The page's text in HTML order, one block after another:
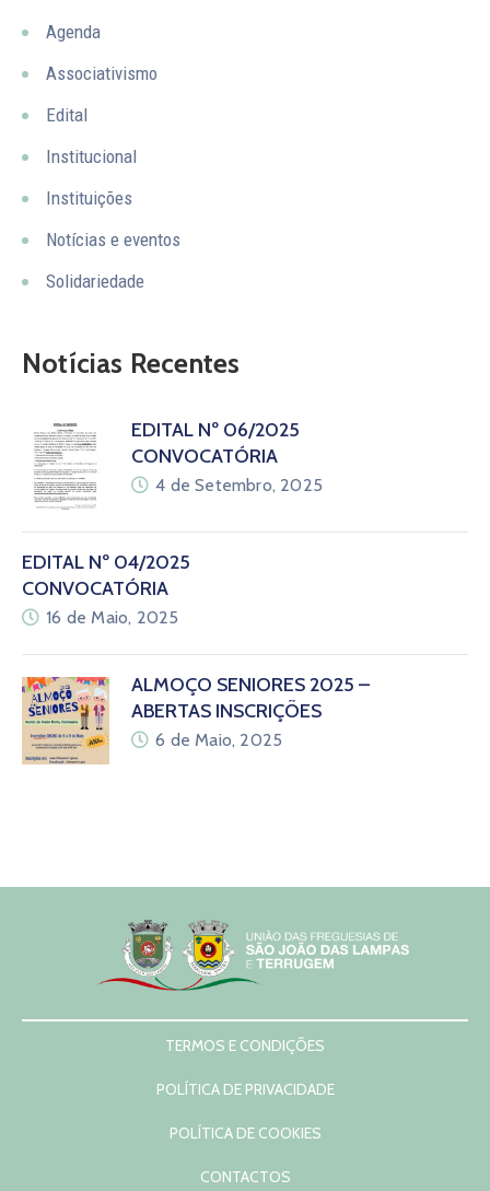
Agenda
Associativismo
Edital
Institucional
Instituições
Notícias e eventos
Solidariedade
Notícias Recentes
EDITAL Nº 06/2025
CONVOCATÓRIA
4 de Setembro, 2025
EDITAL Nº 04/2025
CONVOCATÓRIA
16 de Maio, 2025
ALMOÇO SENIORES 2025 –
ABERTAS INSCRIÇÕES
6 de Maio, 2025
TERMOS E CONDIÇÕES
POLÍTICA DE PRIVACIDADE
POLÍTICA DE COOKIES
CONTACTOS